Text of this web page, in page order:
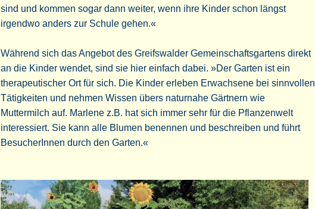
sind und kommen sogar dann weiter, wenn ihre Kinder schon längst
irgendwo anders zur Schule gehen.«
Während sich das Angebot des Greifswalder Gemeinschaftsgartens direkt
an die Kinder wendet, sind sie hier einfach dabei. »Der Garten ist ein
therapeutischer Ort für sich. Die Kinder erleben Erwachsene bei sinnvollen
Tätigkeiten und nehmen Wissen übers naturnahe Gärtnern wie
Muttermilch auf. Marlene z.B. hat sich immer sehr für die Pflanzenwelt
interessiert. Sie kann alle Blumen benennen und beschreiben und führt
BesucherInnen durch den Garten.«